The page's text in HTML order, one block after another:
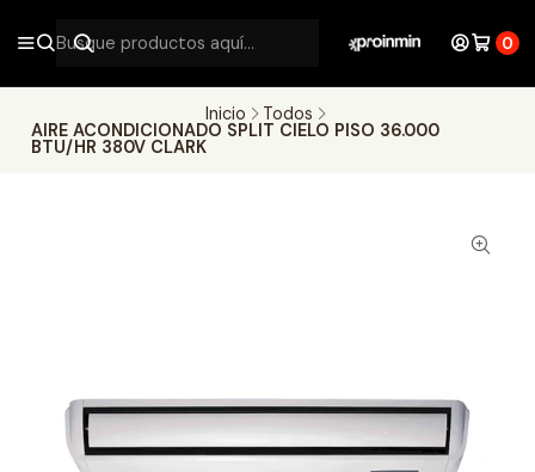
0
Inicio
Todos
AIRE ACONDICIONADO SPLIT CIELO PISO 36.000
BTU/HR 380V CLARK